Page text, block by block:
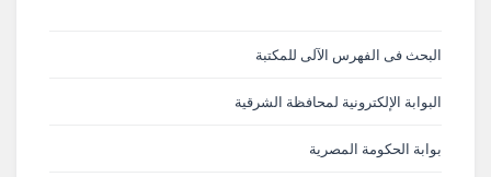
البحث فى الفهرس الآلى للمكتبة
البوابة الإلكترونية لمحافظة الشرقية
بوابة الحكومة المصرية